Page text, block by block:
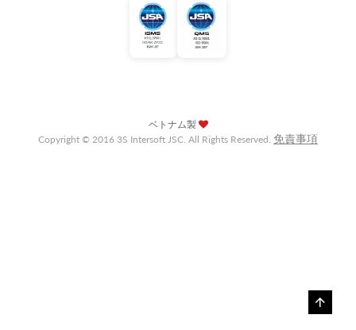
ベトナム製
Copyright © 2016 3S Intersoft JSC. All Rights Reserved. 免責事項